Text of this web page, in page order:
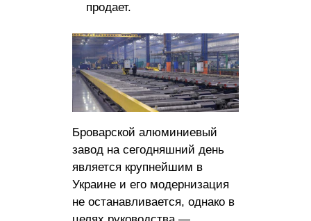
продает.
Броварской алюминиевый
завод на сегодняшний день
является крупнейшим в
Украине и его модернизация
не останавливается, однако в